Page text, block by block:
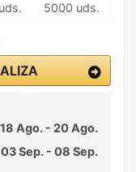
5000 uds.
18 Ago. - 20 Ago.
03 Sep. - 08 Sep.